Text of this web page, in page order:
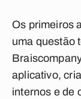
Os primeiros
uma questão
aplicativo,
internos e de